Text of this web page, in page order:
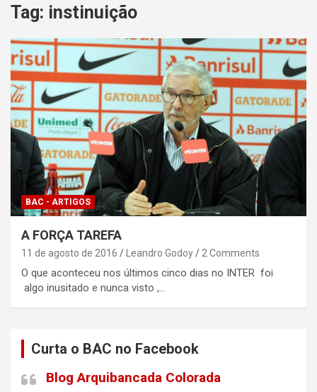
Tag: instinuição
BAC - ARTIGOS
A FORÇA TAREFA
11 de agosto de 2016 Leandro Godoy 2 Comments
O que aconteceu nos últimos cinco dias no INTER foi
algo inusitado e nunca visto ,…
Curta o BAC no Facebook
Blog Arquibancada Colorada